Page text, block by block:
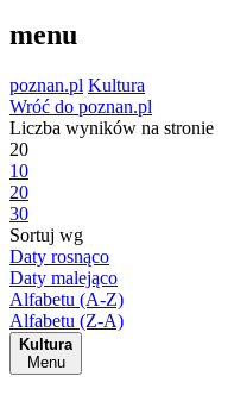
menu
poznan.pl Kultura
Wróć do poznan.pl
Liczba wyników na stronie
20
10
20
30
Sortuj wg
Daty rosnąco
Daty malejąco
Alfabetu (A-Z)
Alfabetu (Z-A)
Kultura
Menu